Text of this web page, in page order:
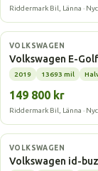
Riddermark Bil, Länna ·
Elbil
VOLKSWAGEN
Volkswagen E-
2019 13693 mil
149 800 kr
Riddermark Bil, Länna ·
Elbil
VOLKSWAGEN
Volkswagen id-